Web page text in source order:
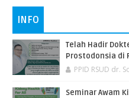
INFO
Telah Hadir
Prostodonsia di
PPID RSUD dr.
Seminar Awam